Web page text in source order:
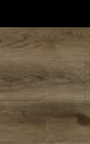
Alpine
Light
34
3.5